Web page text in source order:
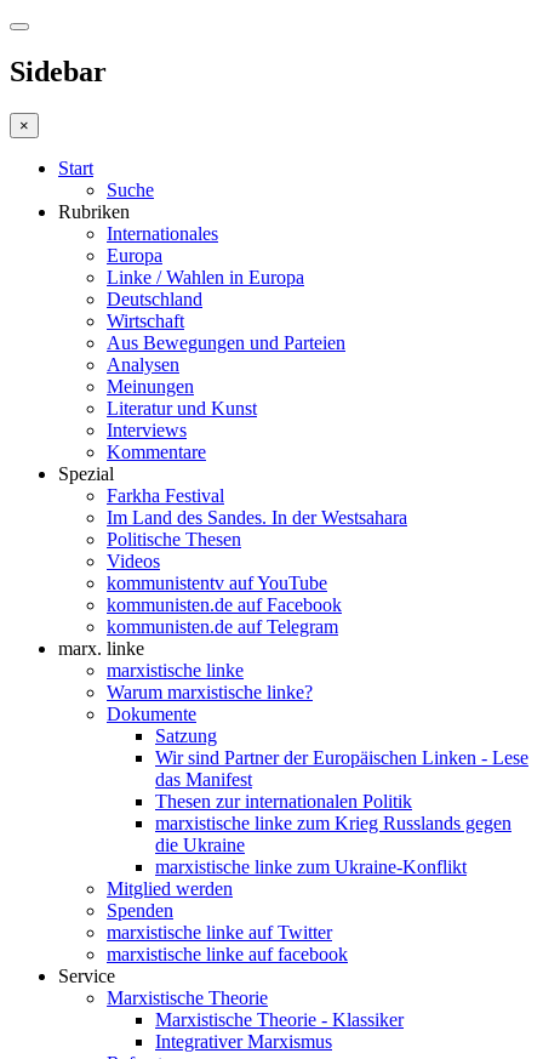
Sidebar
×
Start
Suche
Rubriken
Internationales
Europa
Linke / Wahlen in Europa
Deutschland
Wirtschaft
Aus Bewegungen und Parteien
Analysen
Meinungen
Literatur und Kunst
Interviews
Kommentare
Spezial
Farkha Festival
Im Land des Sandes. In der Westsahara
Politische Thesen
Videos
kommunistentv auf YouTube
kommunisten.de auf Facebook
kommunisten.de auf Telegram
marx. linke
marxistische linke
Warum marxistische linke?
Dokumente
Satzung
Wir sind Partner der Europäischen Linken - Lese
das Manifest
Thesen zur internationalen Politik
marxistische linke zum Krieg Russlands gegen
die Ukraine
marxistische linke zum Ukraine-Konflikt
Mitglied werden
Spenden
marxistische linke auf Twitter
marxistische linke auf facebook
Service
Marxistische Theorie
Marxistische Theorie - Klassiker
Integrativer Marxismus